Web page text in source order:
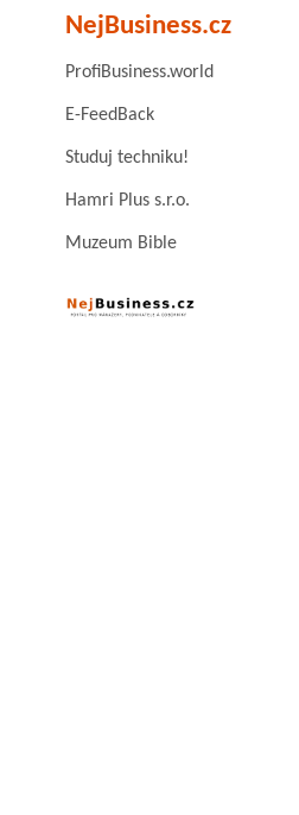
NejBusiness.cz
ProfiBusiness.world
E-FeedBack
Studuj techniku!
Hamri Plus s.r.o.
Muzeum Bible